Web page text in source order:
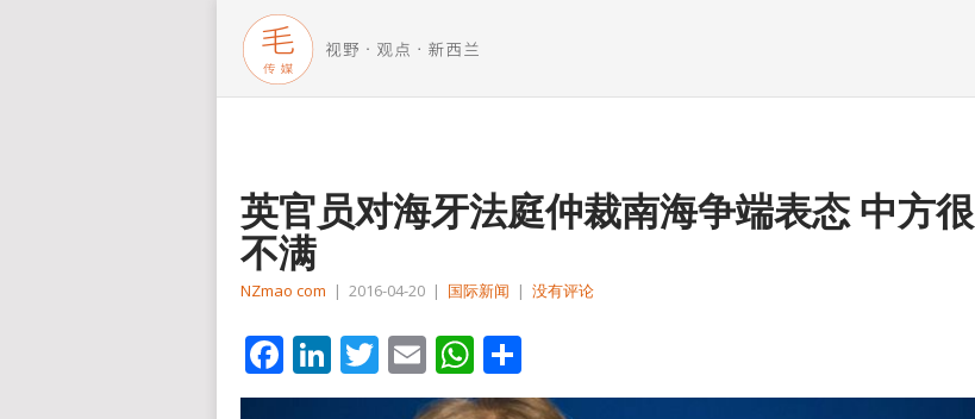
英官员对海牙法庭仲裁南海争端表态 中方很
不满
NZmao com | 2016-04-20 | 国际新闻 | 没有评论
Facebook
LinkedIn
Twitter
EmailWhatsApp
享